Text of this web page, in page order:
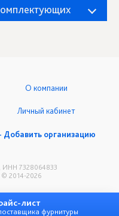
7328064833
© 2014-2026
О компании
Личный кабинет
Добавить организацию
лист
фурнитуры